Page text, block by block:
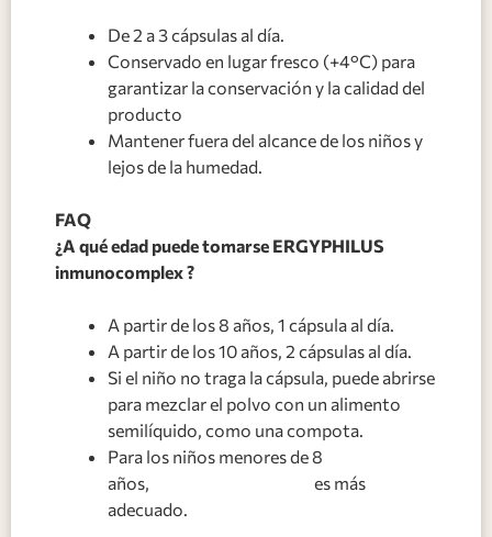
De 2 a 3 cápsulas al día.
Conservado en lugar fresco (+4°C) para
garantizar la conservación y la calidad del
producto
Mantener fuera del alcance de los niños y
lejos de la humedad.
FAQ
¿A qué edad puede tomarse ERGYPHILUS
inmunocomplex ?
A partir de los 8 años, 1 cápsula al día.
A partir de los 10 años, 2 cápsulas al día.
Si el niño no traga la cápsula, puede abrirse
para mezclar el polvo con un alimento
semilíquido, como una compota.
Para los niños menores de 8
años,
es más
adecuado.